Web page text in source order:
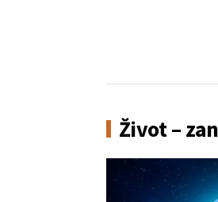
Život –